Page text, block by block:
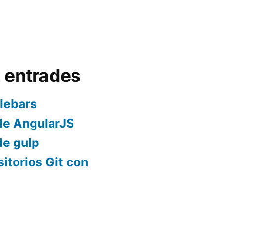
entrades
AngularJS
gulp
Git con